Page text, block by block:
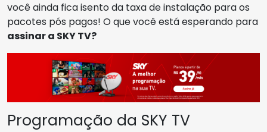
você ainda fica isento da taxa de instalação para os
pacotes pós pagos! O que você está esperando para
assinar a SKY TV?
Programação da SKY TV